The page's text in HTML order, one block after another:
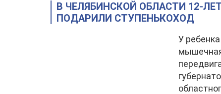
В ЧЕЛЯБИНСКОЙ ОБЛАСТИ 12-
ПОДАРИЛИ СТУПЕНЬКОХОД
У